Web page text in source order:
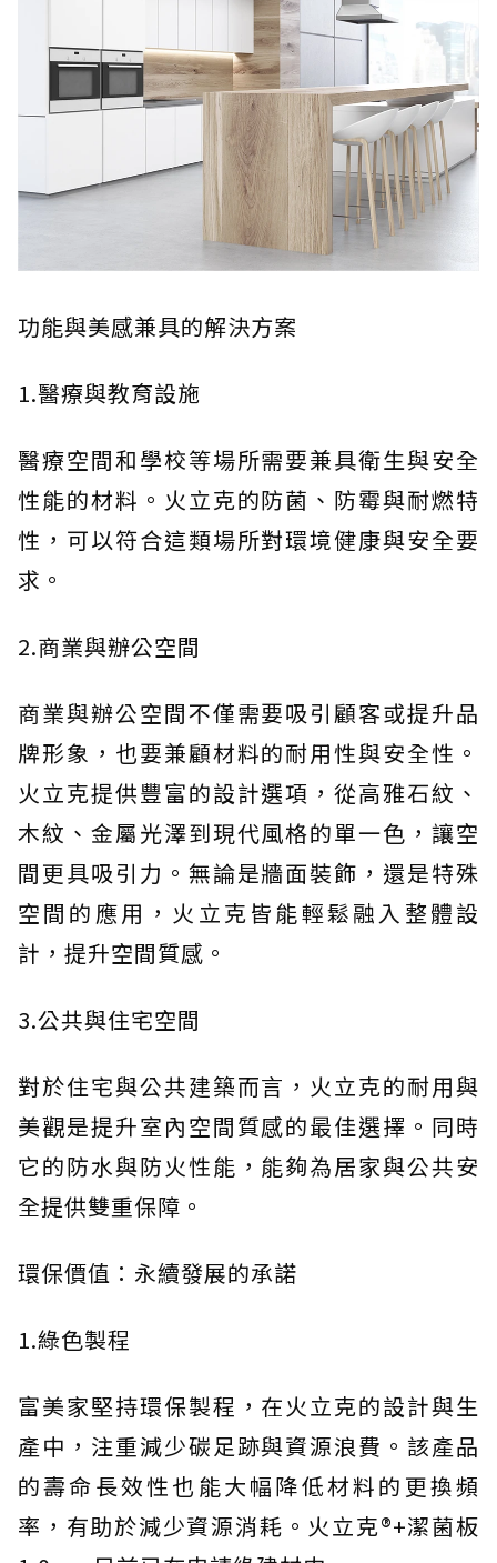
功能與美感兼具的解決方案
1.醫療與教育設施
醫療空間和學校等場所需要兼具衛生與安全
性能的材料。火立克的防菌、防霉與耐燃特
性，可以符合這類場所對環境健康與安全要
求。
2.商業與辦公空間
商業與辦公空間不僅需要吸引顧客或提升品
牌形象，也要兼顧材料的耐用性與安全性。
火立克提供豐富的設計選項，從高雅石紋、
木紋、金屬光澤到現代風格的單一色，讓空
間更具吸引力。無論是牆面裝飾，還是特殊
空間的應用，火立克皆能輕鬆融入整體設
計，提升空間質感。
3.公共與住宅空間
對於住宅與公共建築而言，火立克的耐用與
美觀是提升室內空間質感的最佳選擇。同時
它的防水與防火性能，能夠為居家與公共安
全提供雙重保障。
環保價值：永續發展的承諾
1.綠色製程
富美家堅持環保製程，在火立克的設計與生
產中，注重減少碳足跡與資源浪費。該產品
的壽命長效性也能大幅降低材料的更換頻
率，有助於減少資源消耗。火立克®+潔菌板